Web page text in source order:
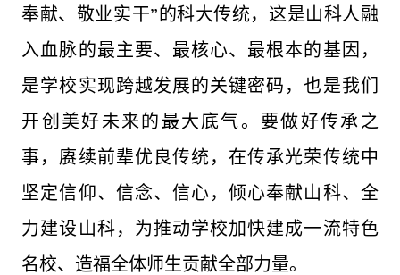
奉献、敬业实干”的科大传统，这是山科人融
入血脉的最主要、最核心、最根本的基因，
是学校实现跨越发展的关键密码，也是我们
开创美好未来的最大底气。要做好传承之
事，赓续前辈优良传统，在传承光荣传统中
坚定信仰、信念、信心，倾心奉献山科、全
力建设山科，为推动学校加快建成一流特色
名校、造福全体师生贡献全部力量。